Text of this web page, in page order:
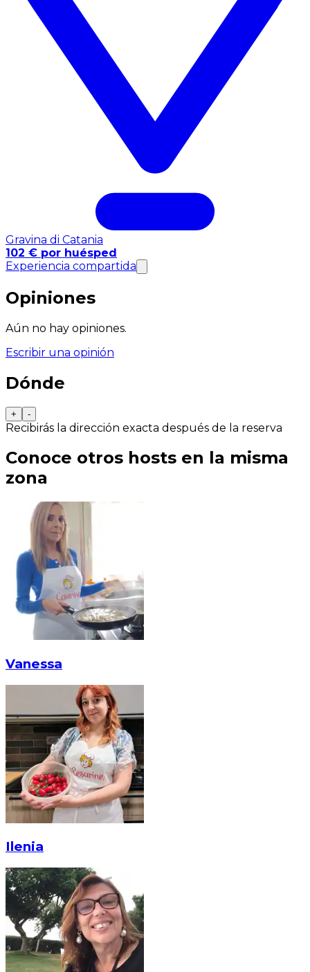
Gravina di Catania
102 € por huésped
Experiencia compartida
Opiniones
Aún no hay opiniones.
Escribir una opinión
Dónde
+ -
Recibirás la dirección exacta después de la reserva
Conoce otros hosts en la misma
zona
Vanessa
Ilenia